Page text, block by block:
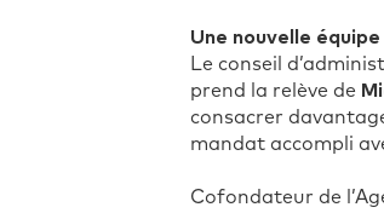
Une nouvelle
Le conseil
prend la relève de
consacrer
mandat accompli
Cofondateur de